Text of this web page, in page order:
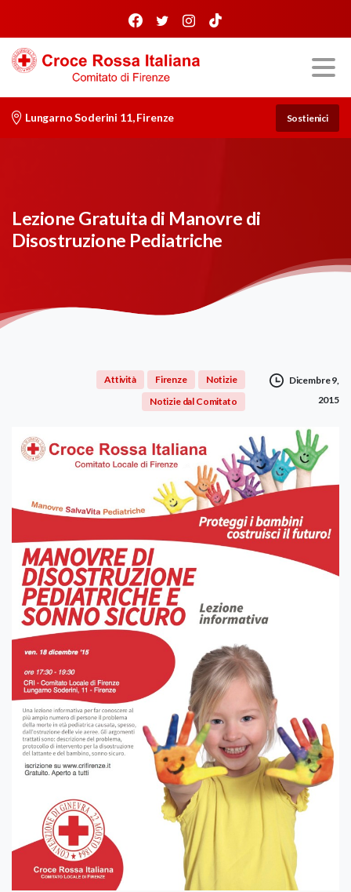
Lungarno Soderini 11, Firenze Sostienici
Lezione Gratuita di Manovre di
Disostruzione Pediatriche
Attività Firenze
Notizie
Notizie dal Comitato
Dicembre 9,
2015